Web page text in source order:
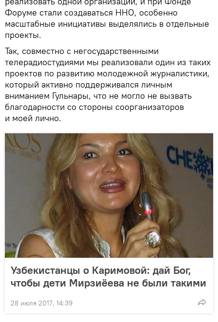
Форуме стали создаваться ННО, особенно
масштабные инициативы выделялись в отдельные
проекты.
Так, совместно с негосударственными
телерадиостудиями мы реализовали один из таких
проектов по развитию молодежной журналистики,
который активно поддерживался личным
вниманием Гульнары, что не могло не вызвать
благодарности со стороны соорганизаторов
и моей лично.
Узбекистанцы о Каримовой: дай Бог,
чтобы дети Мирзиёева не были такими
28 июля 2017, 14:39